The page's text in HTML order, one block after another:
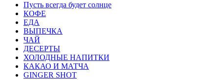
Пусть всегда будет солнце
КОФЕ
ЕДА
ВЫПЕЧКА
ЧАЙ
ДЕСЕРТЫ
ХОЛОДНЫЕ НАПИТКИ
КАКАО И МАТЧА
GINGER SHOT